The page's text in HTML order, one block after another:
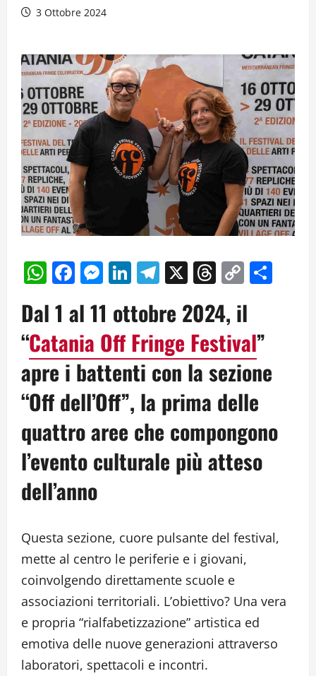
3 Ottobre 2024
WhatsApp
Facebook
Messenger
LinkedIn
Telegram
X Threads
Copy
Dal 1 al 11 ottobre 2024, il
“Catania Off Fringe Festival”
apre i battenti con la sezione
“Off dell’Off”, la prima delle
quattro aree che compongono
l’evento culturale più atteso
dell’anno
Questa sezione, cuore pulsante del festival,
mette al centro le periferie e i giovani,
coinvolgendo direttamente scuole e
associazioni territoriali. L’obiettivo? Una vera
e propria “rialfabetizzazione” artistica ed
emotiva delle nuove generazioni attraverso
laboratori, spettacoli e incontri.